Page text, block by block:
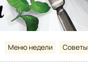
Меню недели Советы